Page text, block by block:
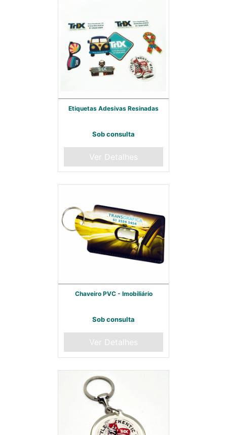
Etiquetas Adesivas Resinadas
Sob consulta
Ver Detalhes
Chaveiro PVC - Imobiliário
Sob consulta
Ver Detalhes